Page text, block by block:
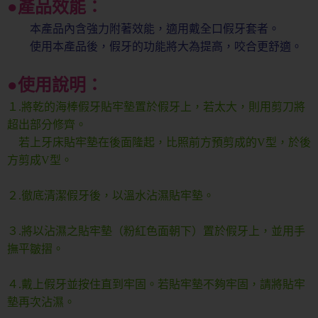
●產品效能：
本產品內含強力附著效能，適用戴全口假牙套者。
使用本產品後，假牙的功能將大為提高，咬合更舒適。
●使用說明：
１.將乾的海棒假牙貼牢墊置於假牙上，若太大，則用剪刀將
超出部分修齊。
若上牙床貼牢墊在後面隆起，比照前方預剪成的V型，於後
方剪成V型。
２.徹底清潔假牙後，以溫水沾濕貼牢墊。
３.將以沾濕之貼牢墊（粉紅色面朝下）置於假牙上，並用手
撫平皺摺。
４.戴上假牙並按住直到牢固。若貼牢墊不夠牢固，請將貼牢
墊再次沾濕。